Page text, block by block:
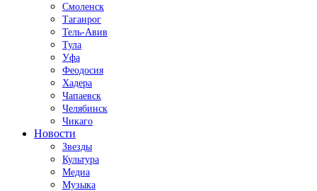
Смоленск
Таганрог
Тель-Авив
Тула
Уфа
Феодосия
Хадера
Чапаевск
Челябинск
Чикаго
Новости
Звезды
Культура
Медиа
Музыка